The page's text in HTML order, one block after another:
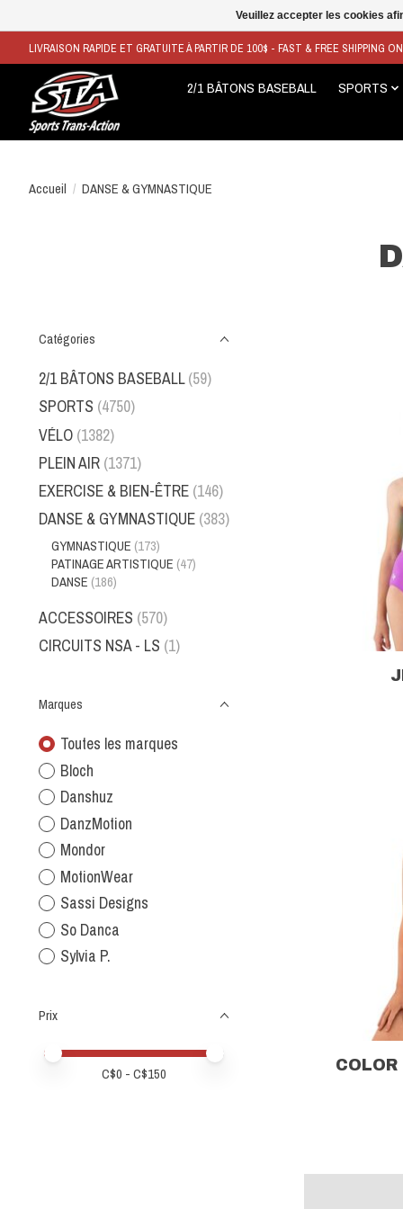
LIVRAISON RAPIDE ET GRATUITE À PARTIR DE 100$ - FAST & FREE SHIPPING
2/1 BÂTONS BASEBALL SPORTS
Accueil / DANSE & GYMNASTIQUE
Catégories
2/1 BÂTONS BASEBALL (59)
SPORTS (4750)
VÉLO (1382)
PLEIN AIR (1371)
EXERCISE & BIEN-ÊTRE (146)
DANSE & GYMNASTIQUE (383)
GYMNASTIQUE (173)
PATINAGE ARTISTIQUE (47)
DANSE (186)
ACCESSOIRES (570)
CIRCUITS NSA - LS (1)
Marques
Toutes les marques
Bloch
Danshuz
DanzMotion
Mondor
MotionWear
Sassi Designs
So Danca
Sylvia P.
Prix
Prix minimum
Price maximum value
C$0 - C$150 COLOR
Veuillez accepter les cookies